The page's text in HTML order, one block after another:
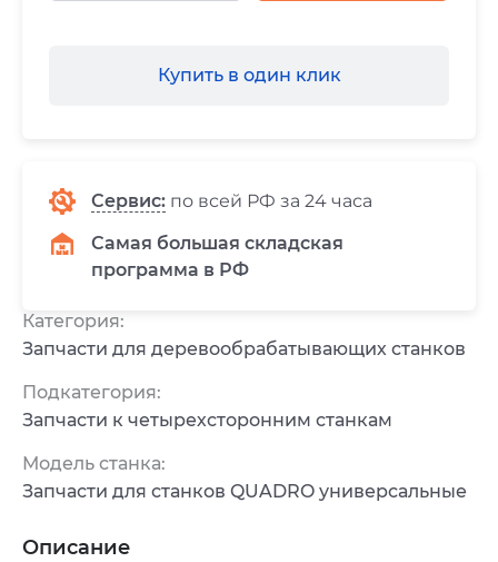
Купить в один клик
Сервис: по всей РФ за 24 часа
Самая большая складская
программа в РФ
Категория:
Запчасти для деревообрабатывающих станков
Подкатегория:
Запчасти к четырехсторонним станкам
Модель станка:
Запчасти для станков QUADRO универсальные
Описание